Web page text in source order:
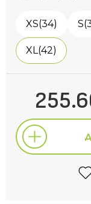
XS(34)
XL(42)